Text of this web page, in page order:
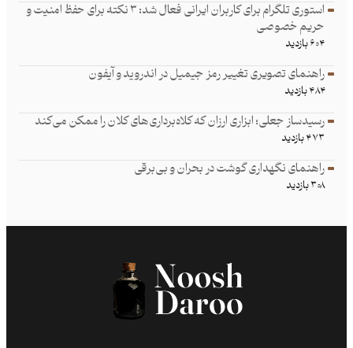
استوری تلگرام برای کاربران ایرانی فعال شد: ۳ نکته برای حفظ امنیت و
حریم خصوصی
۶۰۴ بازدید
راهنمای تصویری تغییر رمز جیمیل در اندروید و آیفون
۴۸۴ بازدید
رسیدساز جعلی؛ ابزاری ارزان که کلاه‌برداری‌های کلان را ممکن می‌کند
۴۷۳ بازدید
راهنمای نگهداری گوشت در بحران و بی‌برقی
۳۰۸ بازدید